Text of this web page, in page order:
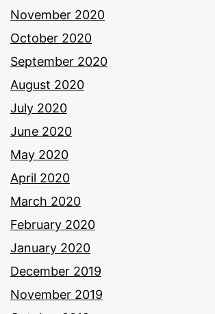
November 2020
October 2020
September 2020
August 2020
July 2020
June 2020
May 2020
April 2020
March 2020
February 2020
January 2020
December 2019
November 2019